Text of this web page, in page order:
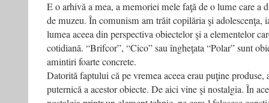
E o arhivă a mea, a memoriei mele faţă de o lume care a
de muzeu. În comunism am trăit copilăria şi adolescenţa,
lumea aceea din perspectiva obiectelor şi a elementelor
cotidiană. “Brifcor”, “Cico” sau îngheţata “Polar” sunt
amintiri foarte concrete.
Datorită faptului că pe vremea aceea erau puţine
puternică a acestor obiecte. De aici vine şi nostalgia. În